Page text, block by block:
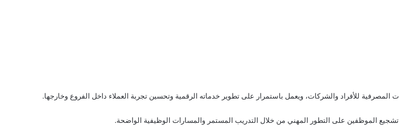
للأفراد والشركات، ويعمل باستمرار على تطوير خدماته الرقمية وتحسين تجربة العملاء داخل الفروع وخارجها.
الموظفين على التطور المهني من خلال التدريب المستمر والمسارات الوظيفية الواضحة.